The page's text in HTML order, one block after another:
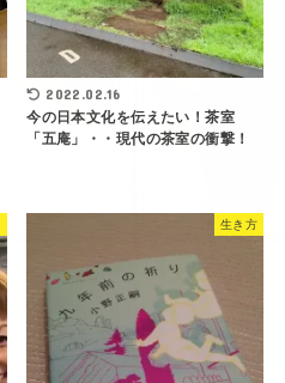
2022.02.16
今の日本文化を伝えたい！茶室
「五庵」・・現代の茶室の衝撃！
生き方